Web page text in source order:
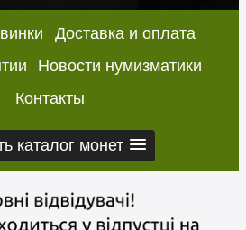
Доставка и оплата
Новости нумизматики
Контакты
каталог монет